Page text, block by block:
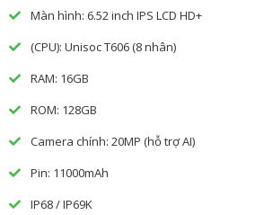
Màn hình: 6.52 inch IPS LCD HD+
(CPU): Unisoc T606 (8 nhân)
RAM: 16GB
ROM: 128GB
Camera chính: 20MP (hỗ trợ AI)
Pin: 11000mAh
IP68 / IP69K